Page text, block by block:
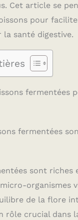
Cet article se
pour
santé digestive.
fermentées
fermentées
sont riches
organismes
de la flore
rôle crucial dans